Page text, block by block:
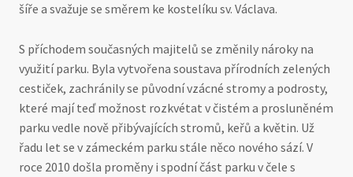
šíře a svažuje se směrem ke kostelíku sv. Václava.
S příchodem současných majitelů se změnily nároky na
využití parku. Byla vytvořena soustava přírodních zelených
cestiček, zachránily se původní vzácné stromy a podrosty,
které mají teď možnost rozkvétat v čistém a prosluněném
parku vedle nově přibývajících stromů, keřů a květin. Už
řadu let se v zámeckém parku stále něco nového sází. V
roce 2010 došla proměny i spodní část parku v čele s